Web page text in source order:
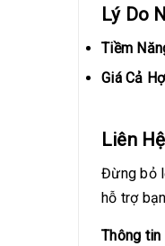
Lý Do
Tiềm
Giá Cả
Liên
Đừng bỏ
hỗ trợ
Thông tin